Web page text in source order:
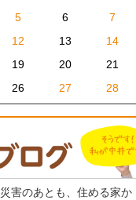
5 6 7
12 13 14
19 20 21
26 27 28
災害のあとも、住める家か